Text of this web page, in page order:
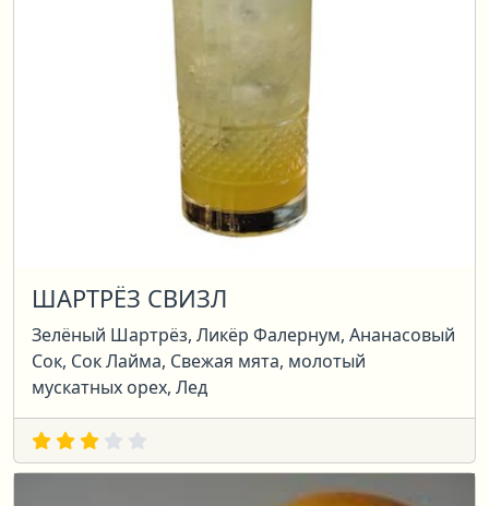
ШАРТРЁЗ СВИЗЛ
Зелёный Шартрёз, Ликёр Фалернум, Ананасовый
Сок, Сок Лайма, Свежая мята, молотый
мускатных орех, Лед